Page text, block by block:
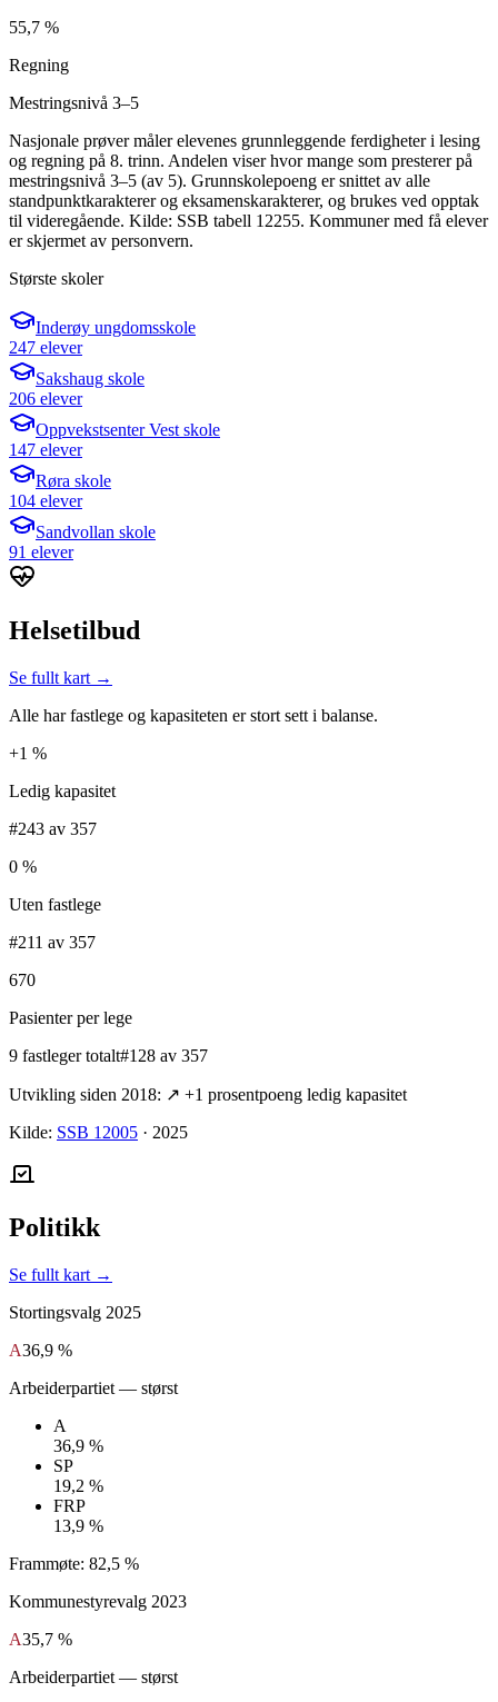
55,7 %
Regning
Mestringsnivå 3–5
Nasjonale prøver måler elevenes grunnleggende ferdigheter i lesing
og regning på 8. trinn. Andelen viser hvor mange som presterer på
mestringsnivå 3–5 (av 5). Grunnskolepoeng er snittet av alle
standpunktkarakterer og eksamenskarakterer, og brukes ved opptak
til videregående. Kilde: SSB tabell 12255. Kommuner med få elever
er skjermet av personvern.
Største skoler
Inderøy ungdomsskole
247 elever
Sakshaug skole
206 elever
Oppvekstsenter Vest skole
147 elever
Røra skole
104 elever
Sandvollan skole
91 elever
Helsetilbud
Se fullt kart →
Alle har fastlege og kapasiteten er stort sett i balanse.
+1 %
Ledig kapasitet
#243 av 357
0 %
Uten fastlege
#211 av 357
670
Pasienter per lege
9 fastleger totalt#128 av 357
Utvikling siden 2018: ↗ +1 prosentpoeng ledig kapasitet
Kilde: SSB 12005 · 2025
Politikk
Se fullt kart →
Stortingsvalg 2025
A36,9 %
Arbeiderpartiet — størst
A
36,9 %
SP
19,2 %
FRP
13,9 %
Frammøte: 82,5 %
Kommunestyrevalg 2023
A35,7 %
Arbeiderpartiet — størst